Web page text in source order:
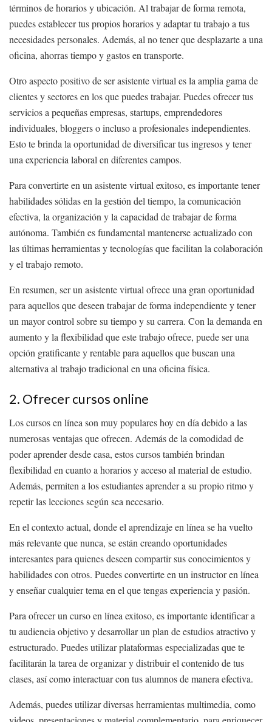
términos de horarios y ubicación. Al trabajar de forma remota,
puedes establecer tus propios horarios y adaptar tu trabajo a tus
necesidades personales. Además, al no tener que desplazarte a una
oficina, ahorras tiempo y gastos en transporte.
Otro aspecto positivo de ser asistente virtual es la amplia gama de
clientes y sectores en los que puedes trabajar. Puedes ofrecer tus
servicios a pequeñas empresas, startups, emprendedores
individuales, bloggers o incluso a profesionales independientes.
Esto te brinda la oportunidad de diversificar tus ingresos y tener
una experiencia laboral en diferentes campos.
Para convertirte en un asistente virtual exitoso, es importante tener
habilidades sólidas en la gestión del tiempo, la comunicación
efectiva, la organización y la capacidad de trabajar de forma
autónoma. También es fundamental mantenerse actualizado con
las últimas herramientas y tecnologías que facilitan la colaboración
y el trabajo remoto.
En resumen, ser un asistente virtual ofrece una gran oportunidad
para aquellos que deseen trabajar de forma independiente y tener
un mayor control sobre su tiempo y su carrera. Con la demanda en
aumento y la flexibilidad que este trabajo ofrece, puede ser una
opción gratificante y rentable para aquellos que buscan una
alternativa al trabajo tradicional en una oficina física.
2. Ofrecer cursos online
Los cursos en línea son muy populares hoy en día debido a las
numerosas ventajas que ofrecen. Además de la comodidad de
poder aprender desde casa, estos cursos también brindan
flexibilidad en cuanto a horarios y acceso al material de estudio.
Además, permiten a los estudiantes aprender a su propio ritmo y
repetir las lecciones según sea necesario.
En el contexto actual, donde el aprendizaje en línea se ha vuelto
más relevante que nunca, se están creando oportunidades
interesantes para quienes deseen compartir sus conocimientos y
habilidades con otros. Puedes convertirte en un instructor en línea
y enseñar cualquier tema en el que tengas experiencia y pasión.
Para ofrecer un curso en línea exitoso, es importante identificar a
tu audiencia objetivo y desarrollar un plan de estudios atractivo y
estructurado. Puedes utilizar plataformas especializadas que te
facilitarán la tarea de organizar y distribuir el contenido de tus
clases, así como interactuar con tus alumnos de manera efectiva.
Además, puedes utilizar diversas herramientas multimedia, como